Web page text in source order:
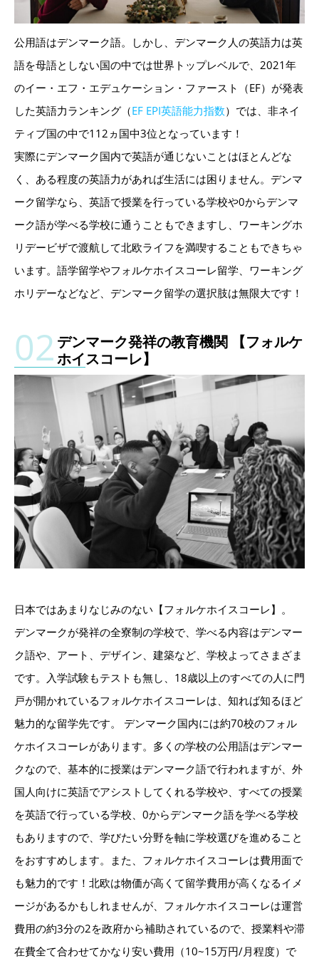
公用語はデンマーク語。しかし、デンマーク人の英語力は英
語を母語としない国の中では世界トップレベルで、2021年
のイー・エフ・エデュケーション・ファースト（EF）が発表
した英語力ランキング（EF EPI英語能力指数）では、非ネイ
ティブ国の中で112ヵ国中3位となっています！
実際にデンマーク国内で英語が通じないことはほとんどな
く、ある程度の英語力があれば生活には困りません。デンマ
ーク留学なら、英語で授業を行っている学校や0からデンマ
ーク語が学べる学校に通うこともできますし、ワーキングホ
リデービザで渡航して北欧ライフを満喫することもできちゃ
います。語学留学やフォルケホイスコーレ留学、ワーキング
ホリデーなどなど、デンマーク留学の選択肢は無限大です！
デンマーク発祥の教育機関 【フォルケ
ホイスコーレ】
日本ではあまりなじみのない【フォルケホイスコーレ】。
デンマークが発祥の全寮制の学校で、学べる内容はデンマー
ク語や、アート、デザイン、建築など、学校よってさまざま
です。入学試験もテストも無し、18歳以上のすべての人に門
戸が開かれているフォルケホイスコーレは、知れば知るほど
魅力的な留学先です。 デンマーク国内には約70校のフォル
ケホイスコーレがあります。多くの学校の公用語はデンマー
クなので、基本的に授業はデンマーク語で行われますが、外
国人向けに英語でアシストしてくれる学校や、すべての授業
を英語で行っている学校、0からデンマーク語を学べる学校
もありますので、学びたい分野を軸に学校選びを進めること
をおすすめします。また、フォルケホイスコーレは費用面で
も魅力的です！北欧は物価が高くて留学費用が高くなるイメ
ージがあるかもしれませんが、フォルケホイスコーレは運営
費用の約3分の2を政府から補助されているので、授業料や滞
在費全て合わせてかなり安い費用（10~15万円/月程度）で